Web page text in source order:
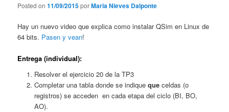
Posted on11/09/2015porMaria Nieves Dalponte
Hay un nuevo video que explica como instalar QSim en Linux de
64 bits. Pasen y vean!
Entrega (individual):
Resolver el ejercicio 20 de la TP3
Completar una tabla donde se indique queceldas (o
registros) se acceden en cada etapa del ciclo (BI, BO,
AO).